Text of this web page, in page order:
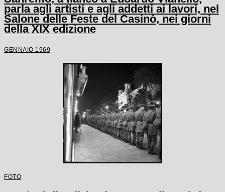
parla agli artisti e agli addetti ai lavori, nel
Salone delle Feste del Casinò, nei giorni
della XIX edizione
GENNAIO 1969
FOTO